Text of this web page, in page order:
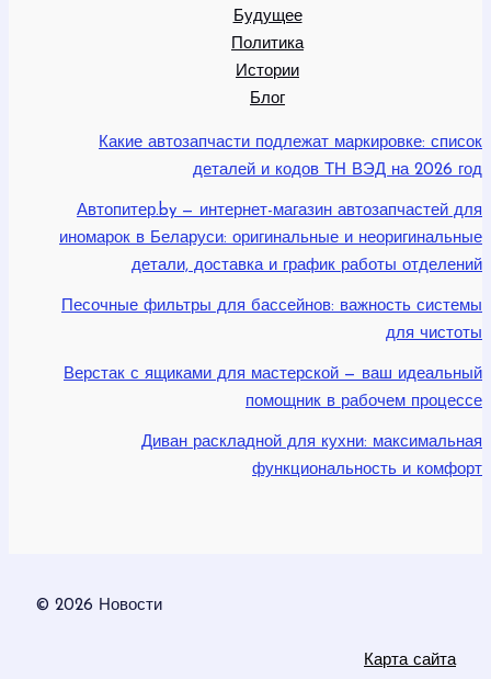
Будущее
Политика
Истории
Блог
Какие автозапчасти подлежат маркировке: список
деталей и кодов ТН ВЭД на 2026 год
Автопитер.by — интернет-магазин автозапчастей для
иномарок в Беларуси: оригинальные и неоригинальные
детали, доставка и график работы отделений
Песочные фильтры для бассейнов: важность системы
для чистоты
Верстак с ящиками для мастерской — ваш идеальный
помощник в рабочем процессе
Диван раскладной для кухни: максимальная
функциональность и комфорт
© 2026 Новости
Карта сайта